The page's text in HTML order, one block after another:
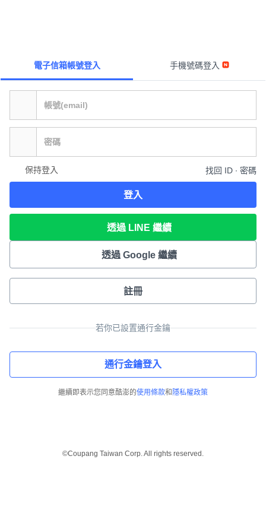
電子信箱帳號登入 手機號碼登入
保持登入 找回 ID ∙ 密碼
登入
透過 LINE 繼續
透過 Google 繼續
註冊
若你已設置通行金鑰
通行金鑰登入
繼續即表示您同意酷澎的使用條款和 隱私權政策
©Coupang Taiwan Corp. All rights reserved.